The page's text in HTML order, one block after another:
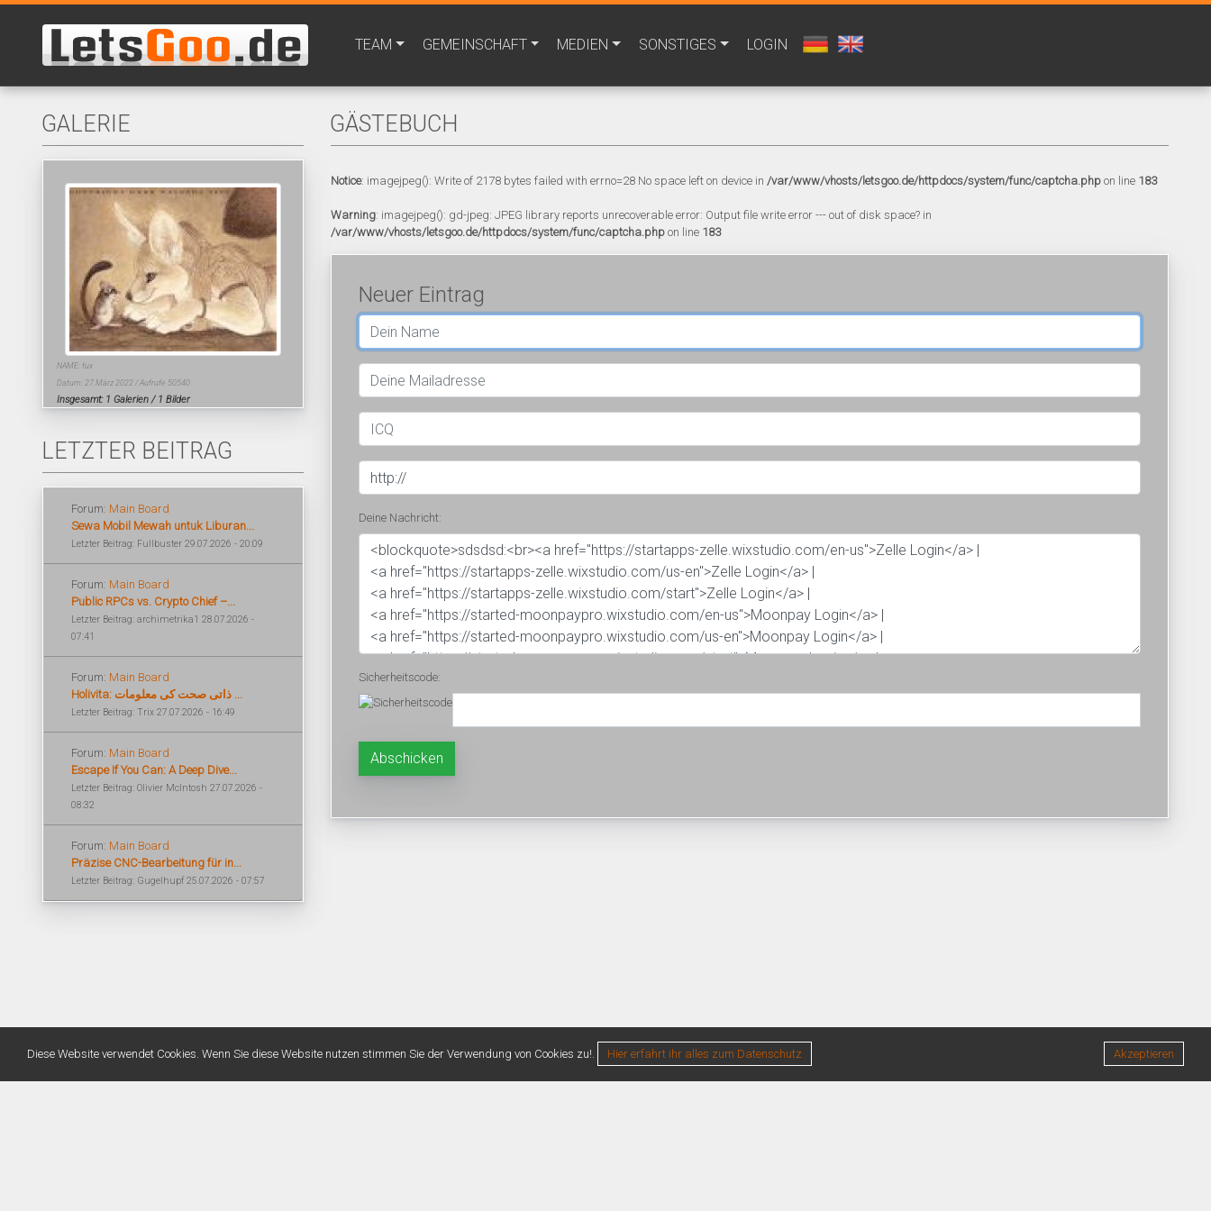
TEAM GEMEINSCHAFT MEDIEN SONSTIGES LOGIN
GALERIE
NAME: fux
Datum: 27.März 2022 / Aufrufe 50540
Insgesamt: 1 Galerien / 1 Bilder
LETZTER BEITRAG
Forum: Main Board
Sewa Mobil Mewah untuk Liburan...
Letzter Beitrag: Fullbuster 29.07.2026 - 20:09
Forum: Main Board
Public RPCs vs. Crypto Chief –...
Letzter Beitrag: archimetrika1 28.07.2026 -
07:41
Forum: Main Board
Holivita: ذاتی صحت کی معلومات ...
Letzter Beitrag: Trix 27.07.2026 - 16:49
Forum: Main Board
Escape If You Can: A Deep Dive...
Letzter Beitrag: Olivier McIntosh 27.07.2026 -
08:32
Forum: Main Board
Präzise CNC-Bearbeitung für in...
Letzter Beitrag: Gugelhupf 25.07.2026 - 07:57
GÄSTEBUCH
Notice: imagejpeg(): Write of 2178 bytes failed with errno=28 No space left on device in /var/www/vhosts/letsgoo.de/httpdocs/system/func/captcha.php on line 183
Warning: imagejpeg(): gd-jpeg: JPEG library reports unrecoverable error: Output file write error --- out of disk space? in
/var/www/vhosts/letsgoo.de/httpdocs/system/func/captcha.php on line 183
Neuer Eintrag
Deine Nachricht:
Sicherheitscode:
Diese Website verwendet Cookies. Wenn Sie diese Website nutzen stimmen Sie der Verwendung von Cookies zu!. Hier erfahrt ihr alles zum Datenschutz Akzeptieren